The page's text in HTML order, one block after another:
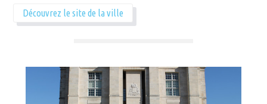
Découvrez le site de la ville